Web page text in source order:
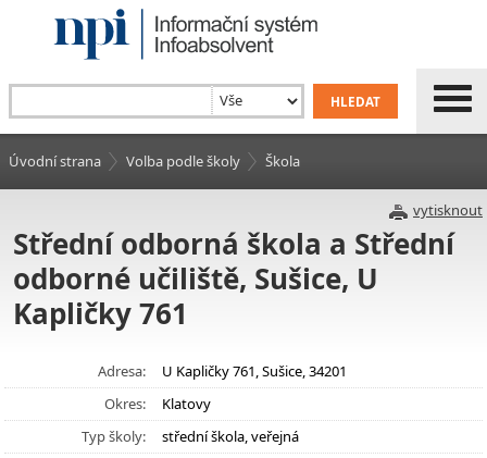
Úvodní strana Volba podle školy Škola
vytisknout
Střední odborná škola a Střední
odborné učiliště, Sušice, U
Kapličky 761
Adresa:
U Kapličky 761, Sušice, 34201
Okres:
Klatovy
Typ školy:
střední škola, veřejná